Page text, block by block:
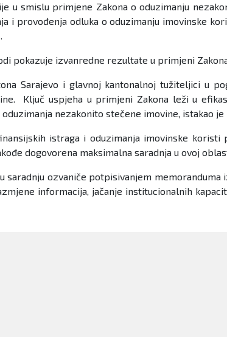
u smislu primjene Zakona o oduzimanju
i provođenja odluka o oduzimanju imovinske
pokazuje izvanredne rezultate u primjeni
Sarajevo i glavnoj kantonalnoj tužiteljici u
Ključ uspjeha u primjeni Zakona leži u
nezakonito stečene imovine, istakao je
istraga i oduzimanja imovinske
dogovorena maksimalna saradnja u ovoj
saradnju ozvaniče potpisivanjem
informacija, jačanje institucionalnih